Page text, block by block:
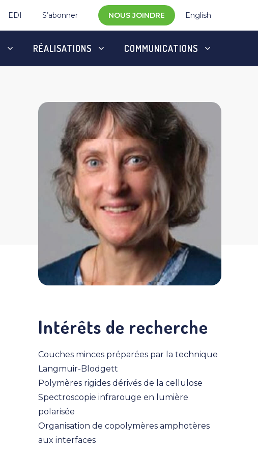
EDI S’abonner NOUS JOINDRE English
RÉALISATIONS COMMUNICATIONS
Intérêts de recherche
Couches minces préparées par la technique
Langmuir-Blodgett
Polymères rigides dérivés de la cellulose
Spectroscopie infrarouge en lumière
polarisée
Organisation de copolymères amphotères
aux interfaces